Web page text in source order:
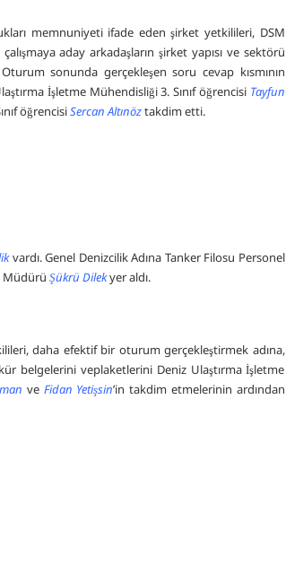
memnuniyeti ifade eden şirket yetkilileri, DSM
aday arkadaşların şirket yapısı ve sektörü
sonunda gerçekleşen soru cevap kısmının
İşletme Mühendisliği 3. Sınıf öğrencisi Tayfun
öğrencisiSercan Altınöztakdim etti.
vardı. Genel Denizcilik Adına Tanker Filosu Personel
Müdürü Şükrü Dilekyer aldı.
daha efektif bir oturum gerçekleştirmek adına,
belgelerini veplaketlerini Deniz Ulaştırma İşletme
ve Fidan Yetişsin’in takdim etmelerinin ardından